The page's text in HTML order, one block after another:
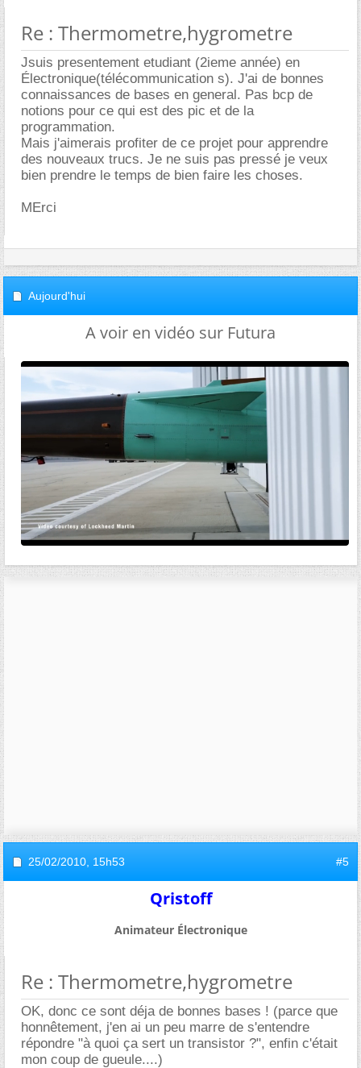
Re : Thermometre,hygrometre
Jsuis presentement etudiant (2ieme année) en
Électronique(télécommunication s). J'ai de bonnes
connaissances de bases en general. Pas bcp de
notions pour ce qui est des pic et de la
programmation.
Mais j'aimerais profiter de ce projet pour apprendre
des nouveaux trucs. Je ne suis pas pressé je veux
bien prendre le temps de bien faire les choses.
MErci
Aujourd'hui
A voir en vidéo sur Futura
25/02/2010, 15h53 #5
Qristoff
Animateur Électronique
Re : Thermometre,hygrometre
OK, donc ce sont déja de bonnes bases ! (parce que
honnêtement, j'en ai un peu marre de s'entendre
répondre "à quoi ça sert un transistor ?", enfin c'était
mon coup de gueule....)